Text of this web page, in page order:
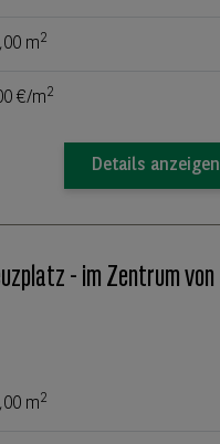
m2
€/m2
Details anzeigen
- im Zentrum von
m2